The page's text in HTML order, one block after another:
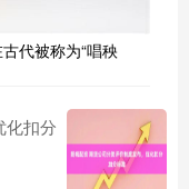
代被称为“唱秧
化扣分